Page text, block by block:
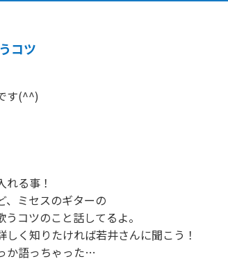
コツ
す(^^)
る事！
、ミセスのギターの
コツのこと話してるよ。
く知りたければ若井さんに聞こう！
か語っちゃった…